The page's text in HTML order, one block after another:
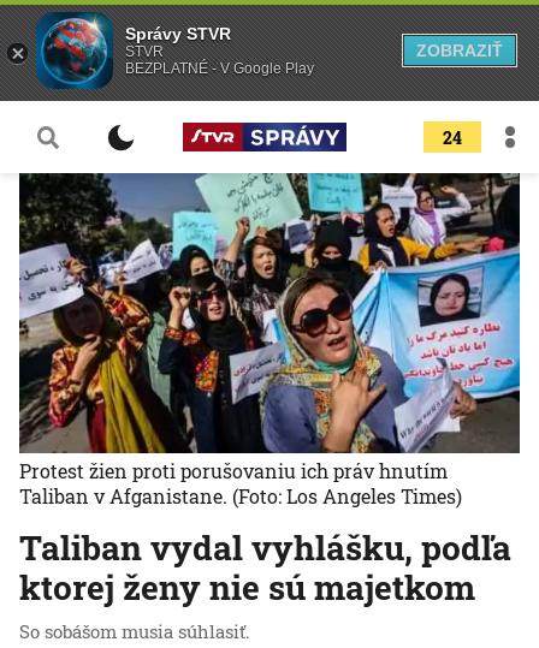
24
Taliban vydal vyhlášku, podľa
ktorej ženy nie sú majetkom
So sobášom musia súhlasiť.
Protest žien proti porušovaniu ich práv hnutím
Taliban v Afganistane. (Foto: Los Angeles Times)
Správy STVR
STVR
BEZPLATNÉ - V Google Play
ZOBRAZIŤ